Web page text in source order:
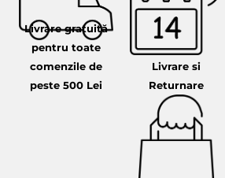
Livrare gratuită
pentru toate
comenzile de
peste 500 Lei
Livrare si
Returnare